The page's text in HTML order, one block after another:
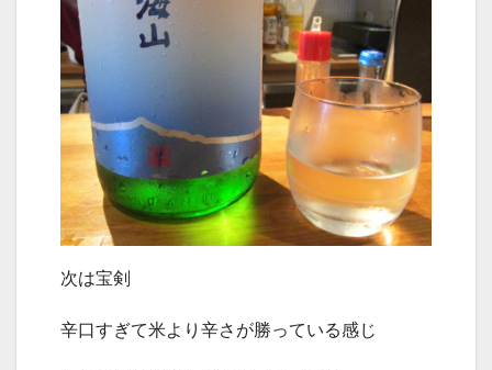
次は宝剣
辛口すぎて米より辛さが勝っている感じ